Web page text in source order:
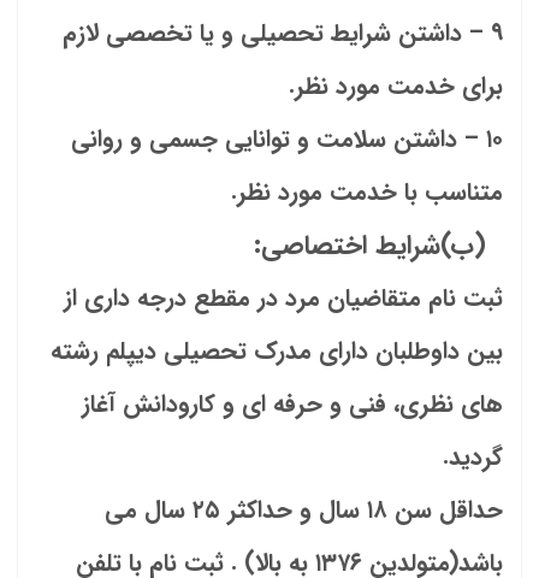
۹ – داشتن شرایط تحصیلی و یا تخصصی لازم
برای خدمت مورد نظر.
۱۰ – داشتن سلامت و توانایی جسمی و روانی
متناسب با خدمت مورد نظر.
(ب)شرایط اختصاصی:
ثبت نام متقاضیان مرد در مقطع درجه داری از
بین داوطلبان دارای مدرک تحصیلی دیپلم رشته
های نظری، فنی و حرفه ای و کارودانش آغاز
گردید.
حداقل سن ۱۸ سال و حداکثر ۲۵ سال می
باشد(متولدین ۱۳۷۶ به بالا) . ثبت نام با تلفن